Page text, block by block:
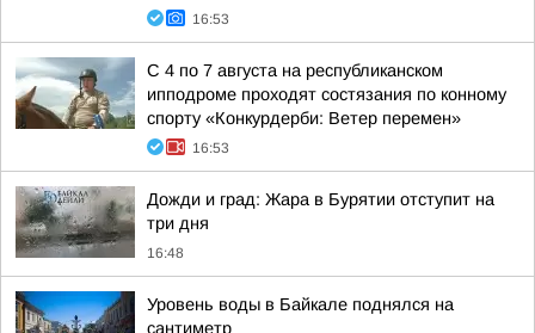
16:53
С 4 по 7 августа на республиканском
ипподроме проходят состязания по конному
спорту «Конкурдерби: Ветер перемен»
16:53
Дожди и град: Жара в Бурятии отступит на
три дня
16:48
Уровень воды в Байкале поднялся на
сантиметр